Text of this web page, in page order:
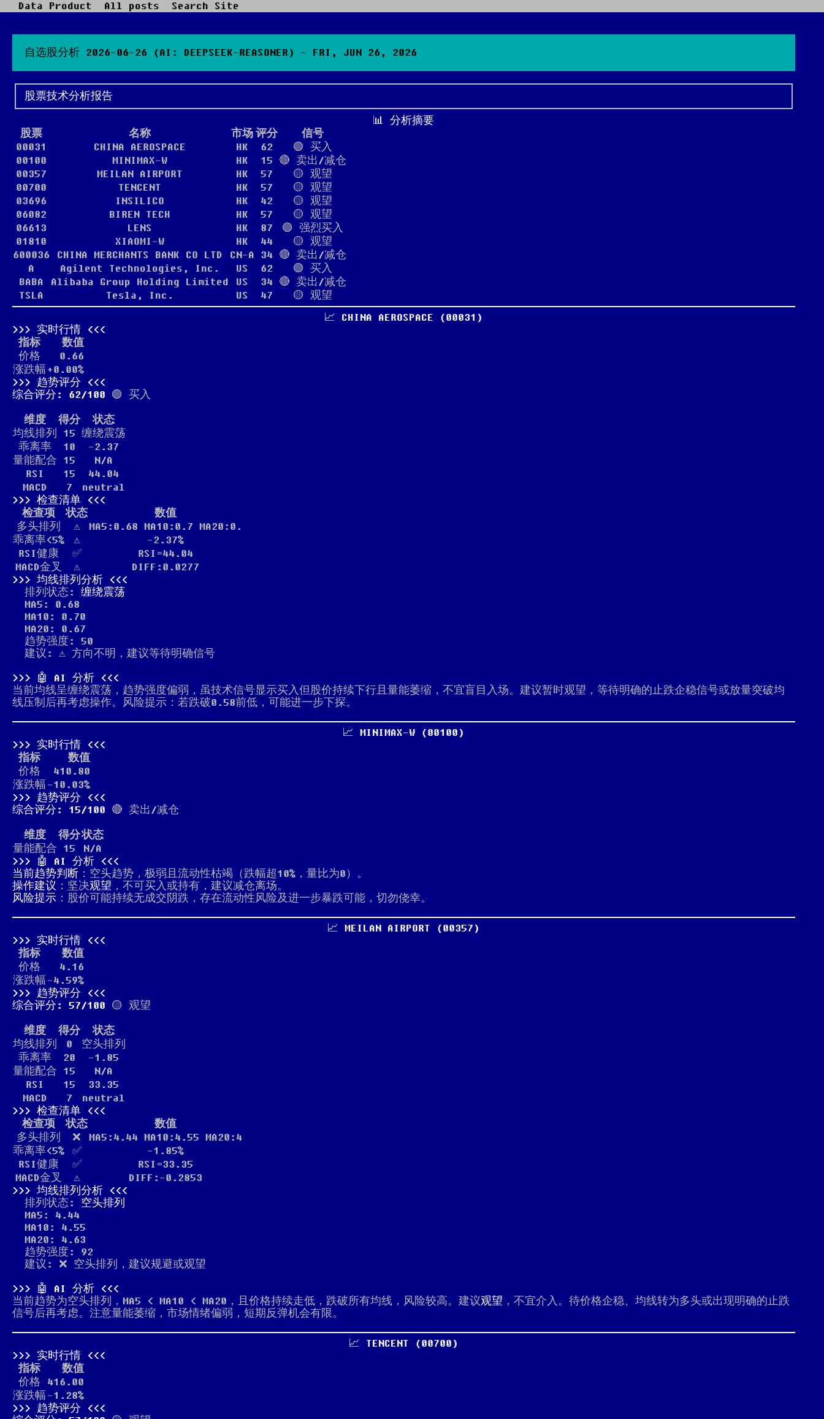
Data Product All posts Search Site
自选股分析 2026-06-26 (AI: DEEPSEEK-REASONER) - FRI, JUN 26, 2026
股票技术分析报告
📊 分析摘要
股票
名称 市场 评分
信号
00031
CHINA AEROSPACE HK 62
🟢 买入
00100
MINIMAX-W HK 15 🔴 卖出/减仓
00357
MEILAN AIRPORT HK 57
🟡 观望
00700
TENCENT HK 57
🟡 观望
03696
INSILICO HK 42
🟡 观望
06082
BIREN TECH HK 57
🟡 观望
06613
LENS HK 87
🟢 强烈买入
01810
XIAOMI-W HK 44
🟡 观望
600036
CHINA MERCHANTS BANK CO LTD CN-A 34 🔴 卖出/减仓
A
Agilent Technologies, Inc. US 62
🟢 买入
BABA
Alibaba Group Holding Limited US 34 🔴 卖出/减仓
TSLA
Tesla, Inc. US 47
🟡 观望
📈 CHINA AEROSPACE (00031)
实时行情
指标
数值
价格
0.66
涨跌幅 +0.00%
趋势评分
综合评分: 62/100 🟢 买入
维度 得分
状态
均线排列
15 缠绕震荡
乖离率
10
-2.37
量能配合 15
N/A
RSI
15
44.04
MACD
7
neutral
检查清单
检查项
状态
数值
多头排列
⚠️
MA5:0.68 MA10:0.7 MA20:0.
乖离率<5%
⚠️
-2.37%
RSI健康
✅
RSI=44.04
MACD金叉
⚠️
DIFF:0.0277
均线排列分析
排列状态: 缠绕震荡
MA5: 0.68
MA10: 0.70
MA20: 0.67
趋势强度: 50
建议: ⚠️ 方向不明，建议等待明确信号
🤖 AI 分析
当前均线呈缠绕震荡，趋势强度偏弱，虽技术信号显示买入但股价持续下行且量能萎缩，不宜盲目入场。建议暂时观望，等待明确的止跌企稳信号或放量突破均
线压制后再考虑操作。风险提示：若跌破0.58前低，可能进一步下探。
📈 MINIMAX-W (00100)
实时行情
指标
数值
价格
410.80
涨跌幅 -10.03%
趋势评分
综合评分: 15/100 🔴 卖出/减仓
维度 得分状态
量能配合 15
N/A
🤖 AI 分析
当前趋势判断 ：空头趋势，极弱且流动性枯竭（跌幅超10%，量比为0）。
操作建议 ：坚决观望 ，不可买入或持有，建议减仓离场。
风险提示 ：股价可能持续无成交阴跌，存在流动性风险及进一步暴跌可能，切勿侥幸。
📈 MEILAN AIRPORT (00357)
实时行情
指标
数值
价格
4.16
涨跌幅 -4.59%
趋势评分
综合评分: 57/100 🟡 观望
维度 得分
状态
均线排列
0
空头排列
乖离率
20
-1.85
量能配合 15
N/A
RSI
15
33.35
MACD
7
neutral
检查清单
检查项
状态
数值
多头排列
❌
MA5:4.44 MA10:4.55 MA20:4
乖离率<5%
✅
-1.85%
RSI健康
✅
RSI=33.35
MACD金叉
⚠️
DIFF:-0.2853
均线排列分析
排列状态: 空头排列
MA5: 4.44
MA10: 4.55
MA20: 4.63
趋势强度: 92
建议: ❌ 空头排列，建议规避或观望
🤖 AI 分析
当前趋势为空头排列，MA5 < MA10 < MA20，且价格持续走低，跌破所有均线，风险较高。建议观望 ，不宜介入。待价格企稳、均线转为多头或出现明确的止跌
信号后再考虑。注意量能萎缩，市场情绪偏弱，短期反弹机会有限。
📈 TENCENT (00700)
实时行情
指标
数值
价格
416.00
涨跌幅 -1.28%
趋势评分